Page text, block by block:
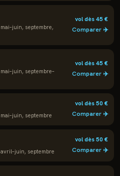
mai–juin, septembre,
vol dès45 €
Comparer ✈️
mai–juin, septembre–
vol dès45 €
Comparer ✈️
mai–juin, septembre
vol dès50€
Comparer ✈️
avril–juin, septembre
vol dès50€
Comparer ✈️